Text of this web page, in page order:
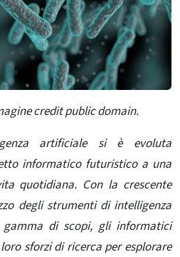
credit public domain.
artificiale si è evoluta
informatico futuristico a una
quotidiana. Con la crescente
degli strumenti di intelligenza
di scopi, gli informatici
sforzi di ricerca per esplorare